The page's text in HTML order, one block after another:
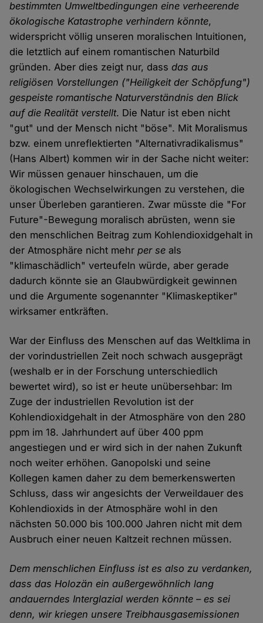
bestimmten Umweltbedingungen eine verheerende
ökologische Katastrophe verhindern könnte,
widerspricht völlig unseren moralischen Intuitionen,
die letztlich auf einem romantischen Naturbild
gründen. Aber dies zeigt nur, dassdas aus
religiösen Vorstellungen ("Heiligkeit der Schöpfung")
gespeiste romantische Naturverständnis den Blick
auf die Realität verstellt. Die Natur ist eben nicht
"gut" und der Mensch nicht "böse". Mit Moralismus
bzw. einem unreflektierten "Alternativradikalismus"
(Hans Albert) kommen wir in der Sache nicht weiter:
Wir müssen genauer hinschauen, um die
ökologischen Wechselwirkungen zu verstehen, die
unser Überleben garantieren. Zwar müsste die "For
Future"-Bewegung moralisch abrüsten, wenn sie
den menschlichen Beitrag zum Kohlendioxidgehalt in
der Atmosphäre nicht mehrper se als
"klimaschädlich" verteufeln würde, aber gerade
dadurch könnte sie an Glaubwürdigkeit gewinnen
und die Argumente sogenannter "Klimaskeptiker"
wirksamer entkräften.
War der Einfluss des Menschen auf das Weltklima in
der vorindustriellen Zeit noch schwach ausgeprägt
(weshalb er in der Forschung unterschiedlich
bewertet wird), so ist er heute unübersehbar: Im
Zuge der industriellen Revolution ist der
Kohlendioxidgehalt in der Atmosphäre von den 280
ppm im 18. Jahrhundert auf über 400 ppm
angestiegen und er wird sich in der nahen Zukunft
noch weiter erhöhen. Ganopolski und seine
Kollegen kamen daher zu dem bemerkenswerten
Schluss, dass wir angesichts der Verweildauer des
Kohlendioxids in der Atmosphäre wohl in den
nächsten 50.000 bis 100.000 Jahren nicht mit dem
Ausbruch einer neuen Kaltzeit rechnen müssen.
Dem menschlichen Einfluss ist es also zu verdanken,
dass das Holozän ein außergewöhnlich lang
andauerndes Interglazial werden könnte – es sei
denn, wir kriegen unsere Treibhausgasemissionen